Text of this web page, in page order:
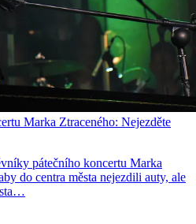
Marka Ztraceného: Nejezděte
pátečního koncertu Marka
do centra města nejezdili auty, ale